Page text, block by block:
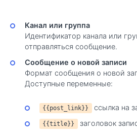
Канал или группа
Идентификатор канала или
отправляться сообщение.
Сообщение о новой записи
Формат сообщения о новой
Доступные переменные:
{{post_link}} ссылка на
{{title}} заголовок